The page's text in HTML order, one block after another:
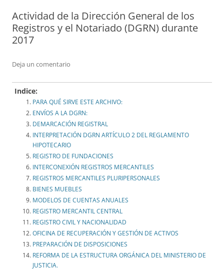
Actividad de la Dirección General de los
Registros y el Notariado (DGRN) durante
2017
Deja un comentario
Indice:
PARA QUÉ SIRVE ESTE ARCHIVO:
ENVÍOS A LA DGRN:
DEMARCACIÓN REGISTRAL
INTERPRETACIÓN DGRN ARTÍCULO 2 DEL REGLAMENTO
HIPOTECARIO
REGISTRO DE FUNDACIONES
INTERCONEXIÓN REGISTROS MERCANTILES
REGISTROS MERCANTILES PLURIPERSONALES
BIENES MUEBLES
MODELOS DE CUENTAS ANUALES
REGISTRO MERCANTIL CENTRAL
REGISTRO CIVIL Y NACIONALIDAD
OFICINA DE RECUPERACIÓN Y GESTIÓN DE ACTIVOS
PREPARACIÓN DE DISPOSICIONES
REFORMA DE LA ESTRUCTURA ORGÁNICA DEL MINISTERIO DE
JUSTICIA.